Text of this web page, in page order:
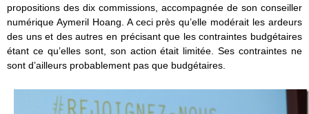
propositions des dix commissions, accompagnée de son conseiller
numérique Aymeril Hoang. A ceci près qu’elle modérait les ardeurs
des uns et des autres en précisant que les contraintes budgétaires
étant ce qu’elles sont, son action était limitée. Ses contraintes ne
sont d’ailleurs probablement pas que budgétaires.